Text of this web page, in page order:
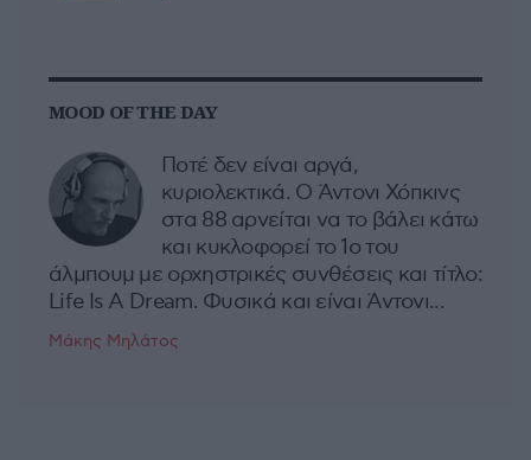
MOOD OF THE DAY
Ποτέ δεν είναι αργά,
κυριολεκτικά. Ο Άντονι Χόπκινς
στα 88 αρνείται να το βάλει κάτω
και κυκλοφορεί το 1ο του
άλμπουμ με ορχηστρικές συνθέσεις και τίτλο:
Life Is A Dream. Φυσικά και είναι Άντονι...
Μάκης Μηλάτος